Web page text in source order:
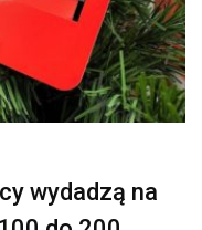
wydadzą na